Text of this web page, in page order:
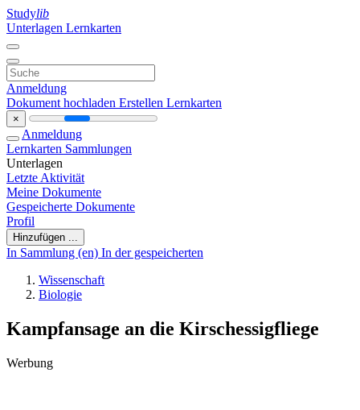
Studylib
Unterlagen Lernkarten
Anmeldung
Dokument hochladen Erstellen Lernkarten
×
Anmeldung
Lernkarten Sammlungen
Unterlagen
Letzte Aktivität
Meine Dokumente
Gespeicherte Dokumente
Profil
Hinzufügen ...
In Sammlung (en) In der gespeicherten
Wissenschaft
Biologie
Kampfansage an die Kirschessigfliege
Werbung